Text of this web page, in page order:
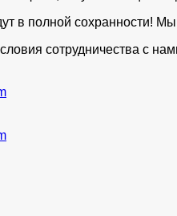
в полной сохранности! Мы
сотрудничества с